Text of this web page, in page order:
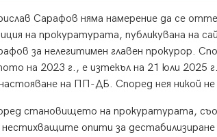
Сарафов няма намерение да се
на прокуратурата, публикувана на
за нелегитимен главен прокурор.
на 2023 г., е изтекъл на 21 юли 2025
на ПП-ДБ. Според нея никой
становището на прокуратурата,
опити за